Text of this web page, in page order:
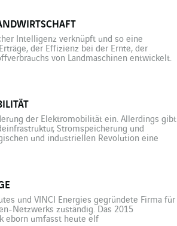
Intelligenz verknüpft und so eine
der Effizienz bei der Ernte, der
von Landmaschinen entwickelt.
der Elektromobilität ein. Allerdings gibt
Stromspeicherung und
und industriellen Revolution eine
und VINCI Energies gegründete Firma für
Netzwerks zuständig. Das 2015
eborn umfasst heute elf